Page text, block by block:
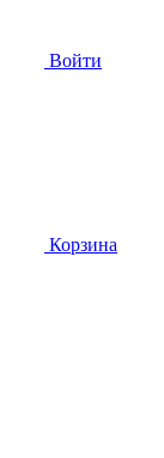
Войти
Корзина